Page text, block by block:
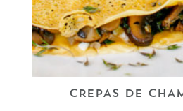
CREPAS DE